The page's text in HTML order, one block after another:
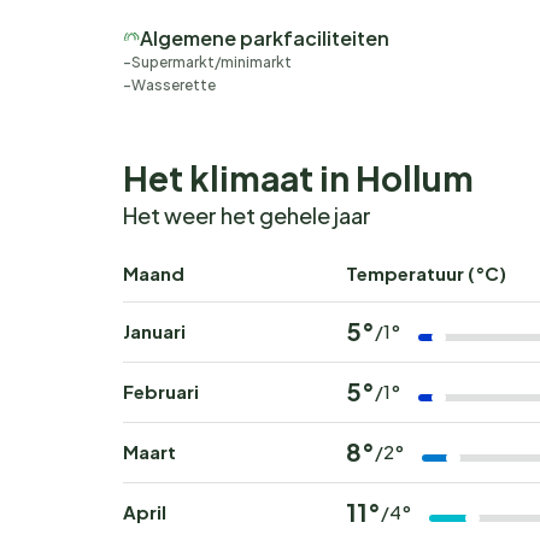
Ben je toe aan een vakantie waar rust, natuur
verblijf op Roompot Ameland. De populairste
nog van een plek op dit prachtige
Algemene parkfaciliteiten
Supermarkt/minimarkt
Wasserette
Het klimaat in Hollum
Het weer het gehele jaar
Maand Temperatuur (°C)
Januari 5°/1°
Februari 5°/1°
Maart 8°/2°
April 11°/4°